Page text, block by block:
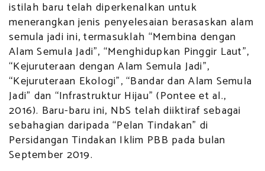
istilah baru telah diperkenalkan untuk
menerangkan jenis penyelesaian berasaskan alam
semula jadi ini, termasuklah “Membina dengan
Alam Semula Jadi”, “Menghidupkan Pinggir Laut”,
“Kejuruteraan dengan Alam Semula Jadi”,
“Kejuruteraan Ekologi”, “Bandar dan Alam Semula
Jadi” dan “Infrastruktur Hijau” (Pontee et al.,
2016). Baru-baru ini, NbS telah diiktiraf sebagai
sebahagian daripada “Pelan Tindakan” di
Persidangan Tindakan Iklim PBB pada bulan
September 2019.